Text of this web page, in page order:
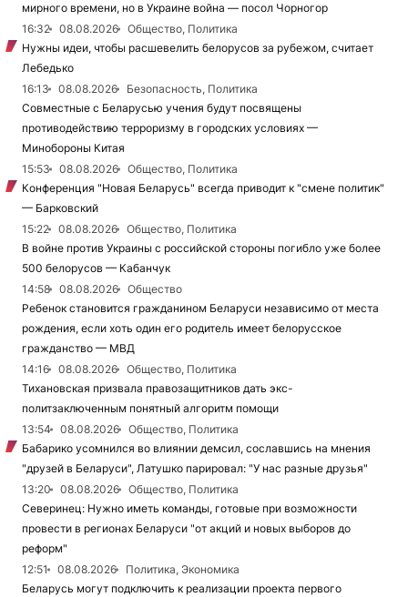
мирного времени, но в Украине война — посол Чорногор
16:32
08.08.2026
Общество, Политика
Нужны идеи, чтобы расшевелить белорусов за рубежом, считает
Лебедько
16:13
08.08.2026
Безопасность, Политика
Совместные с Беларусью учения будут посвящены
противодействию терроризму в городских условиях —
Минобороны Китая
15:53
08.08.2026
Общество, Политика
Конференция "Новая Беларусь" всегда приводит к "смене политик"
— Барковский
15:22
08.08.2026
Общество, Политика
В войне против Украины с российской стороны погибло уже более
500 белорусов — Кабанчук
14:58
08.08.2026
Общество
Ребенок становится гражданином Беларуси независимо от места
рождения, если хоть один его родитель имеет белорусское
гражданство — МВД
14:16
08.08.2026
Общество, Политика
Тихановская призвала правозащитников дать экс-
политзаключенным понятный алгоритм помощи
13:54
08.08.2026
Общество, Политика
Бабарико усомнился во влиянии демсил, сославшись на мнения
"друзей в Беларуси", Латушко парировал: "У нас разные друзья"
13:20
08.08.2026
Общество, Политика
Северинец: Нужно иметь команды, готовые при возможности
провести в регионах Беларуси "от акций и новых выборов до
реформ"
12:51
08.08.2026
Политика, Экономика
Беларусь могут подключить к реализации проекта первого